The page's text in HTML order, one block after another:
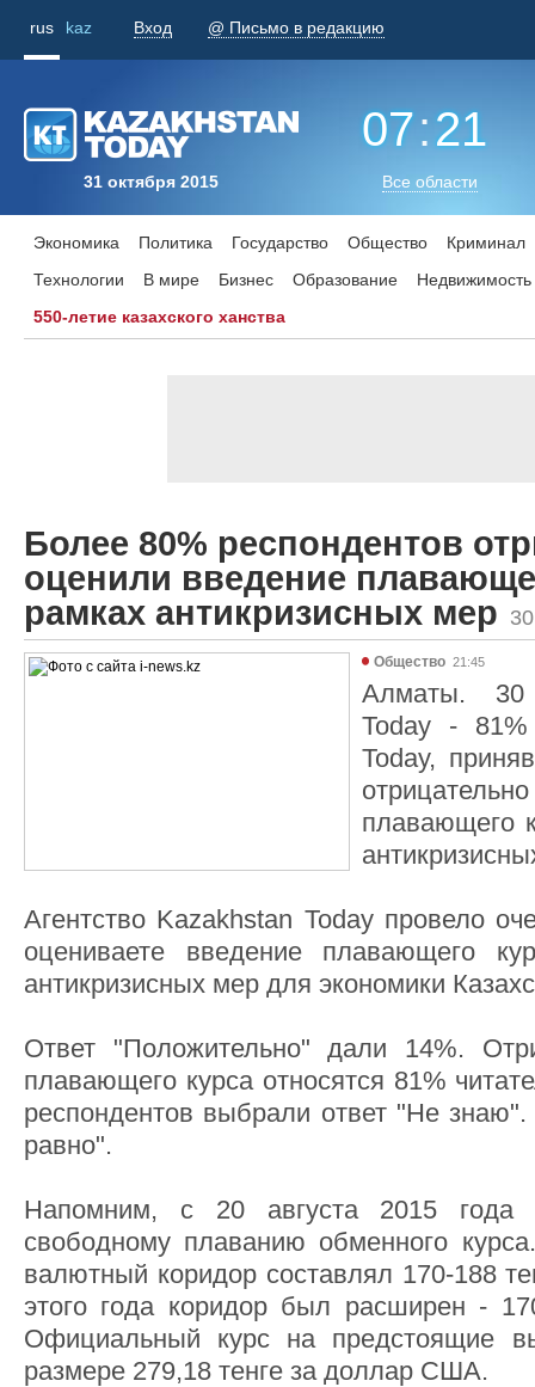
rus kaz Вход @ Письмо в редакцию
31 октября 2015
07:21
Все области
Экономика Политика Государство Общество
Криминал
Технологии
В мире Бизнес Образование
Недвижимость
550-летие казахского ханства
Более 80% респондентов
оценили введение
рамках антикризисных мер
Общество 21:45
Алматы. 30
Today - 81%
Today,
плавающего
Агентство Kazakhstan Today провело
оцениваете введение плавающего
антикризисных мер для экономики
Ответ "Положительно" дали 14%.
плавающего курса относятся 81%
респондентов выбрали ответ "Не
равно".
Напомним, с 20 августа 2015 года
свободному плаванию обменного
валютный коридор составлял 170-188
этого года коридор был расширен -
Официальный курс на предстоящие
размере 279,18 тенге за доллар США.